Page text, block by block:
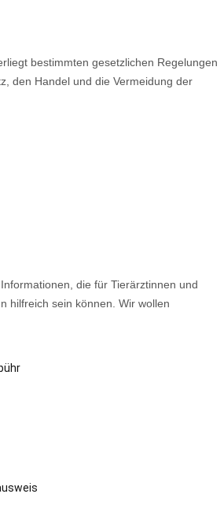
bestimmten gesetzlichen Regelungen
den Handel und die Vermeidung der
die für Tierärztinnen und
hilfreich sein können. Wir wollen